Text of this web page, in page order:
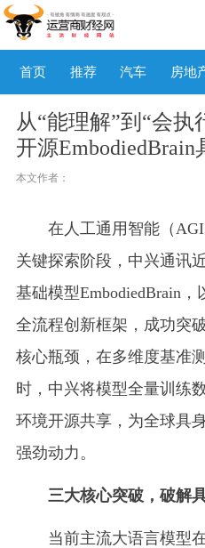
首页 推荐 汽车 房地
从“能理解”到“会
开源EmbodiedBrain具
产业生态共建
本文作者：
在人工通用智能（
关键探索阶段，中兴通讯
基础模型EmbodiedBrain
全流程创新框架，成功突
核心瓶颈，在多维度基准
时，中兴将模型全量训练
环境开源共享，为全球具
强劲动力。
三大核心突破，破解
当前主流大语言模型